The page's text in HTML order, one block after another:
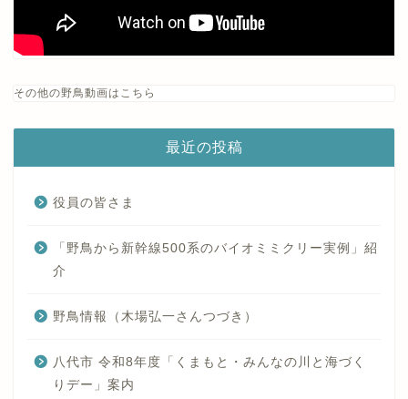
その他の野鳥動画はこちら
最近の投稿
役員の皆さま
「野鳥から新幹線500系のバイオミミクリー実例」紹
介
野鳥情報（木場弘一さんつづき）
八代市 令和8年度「くまもと・みんなの川と海づく
りデー」案内